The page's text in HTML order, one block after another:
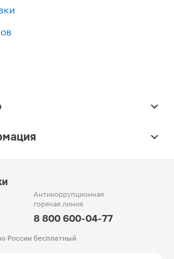
Антикоррупционная
горячая линия
8 800 600-04-77
России бесплатный